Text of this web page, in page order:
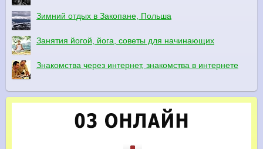
Зимний отдых в Закопане, Польша
Занятия йогой, йога, советы для начинающих
Знакомства через интернет, знакомства в интернете